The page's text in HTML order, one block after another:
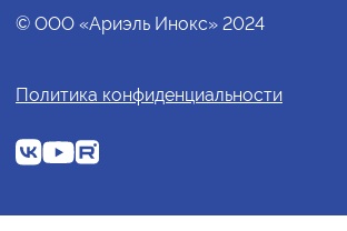
© ООО «Ариэль Инокс» 2024
Политика конфиденциальности